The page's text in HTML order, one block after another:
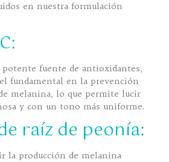
en nuestra formulación
potente fuente de antioxidantes,
fundamental en la prevención
melanina, lo que permite lucir
y con un tono más uniforme.
raíz de peonía:
la producción de melanina